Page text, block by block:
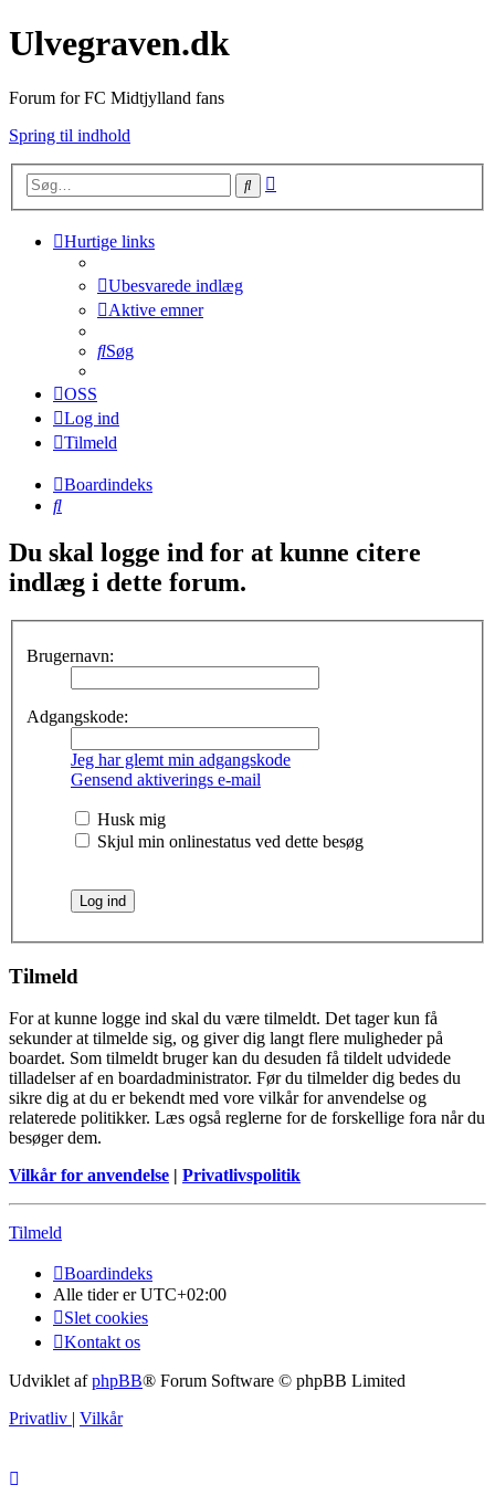
Ulvegraven.dk
Forum for FC Midtjylland fans
Spring til indhold
Søg
Hurtige links
Ubesvarede indlæg
Aktive emner
Søg
OSS
Log ind
Tilmeld
Boardindeks
Søg
Du skal logge ind for at kunne citere
indlæg i dette forum.
Brugernavn:
Adgangskode:
Jeg har glemt min adgangskode
Gensend aktiverings e-mail
Husk mig
Skjul min onlinestatus ved dette besøg
Tilmeld
For at kunne logge ind skal du være tilmeldt. Det tager kun få
sekunder at tilmelde sig, og giver dig langt flere muligheder på
boardet. Som tilmeldt bruger kan du desuden få tildelt udvidede
tilladelser af en boardadministrator. Før du tilmelder dig bedes du
sikre dig at du er bekendt med vore vilkår for anvendelse og
relaterede politikker. Læs også reglerne for de forskellige fora når du
besøger dem.
Vilkår for anvendelse | Privatlivspolitik
Tilmeld
Boardindeks
Alle tider erUTC+02:00
Slet cookies
Kontakt os
Udviklet afphpBB® Forum Software © phpBB Limited
Privatliv | Vilkår